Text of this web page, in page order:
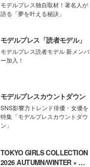
モデルプレス独自取材！著名人が
語る「夢を叶える秘訣」
モデルプレス「読者モデル」
モデルプレス読者モデル 新メンバ
ー加入！
モデルプレスカウントダウン
SNS影響力トレンド俳優・女優を
特集「モデルプレスカウントダウ
ン」
TOKYO GIRLS COLLECTION
2026 AUTUMN/WINTER × モ